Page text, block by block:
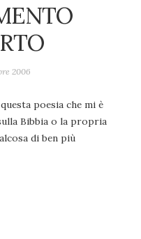
2006
poesia che mi è
Bibbia o la propria
di ben più